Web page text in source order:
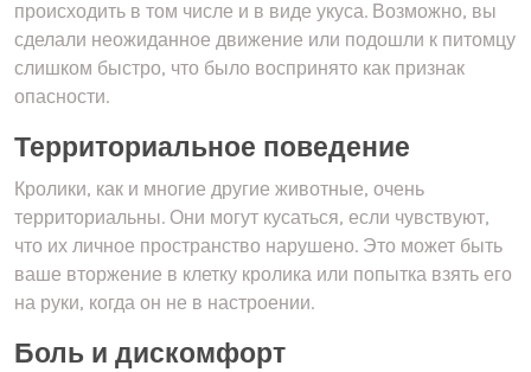
происходить в том числе и в виде укуса. Возможно, вы
сделали неожиданное движение или подошли к питомцу
слишком быстро, что было воспринято как признак
опасности.
Территориальное поведение
Кролики, как и многие другие животные, очень
территориальны. Они могут кусаться, если чувствуют,
что их личное пространство нарушено. Это может быть
ваше вторжение в клетку кролика или попытка взять его
на руки, когда он не в настроении.
Боль и дискомфорт